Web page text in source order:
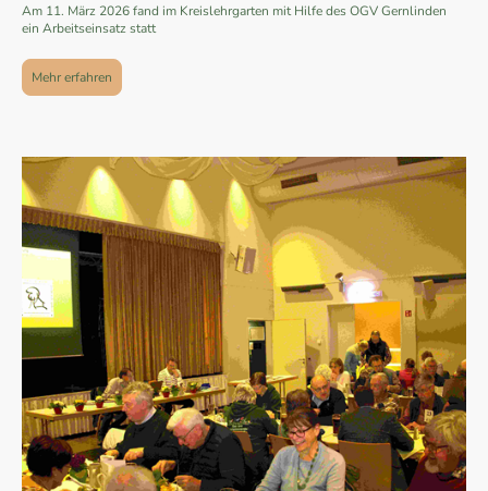
Am 11. März 2026 fand im Kreislehrgarten mit Hilfe des OGV Gernlinden
ein Arbeitseinsatz statt
Mehr erfahren